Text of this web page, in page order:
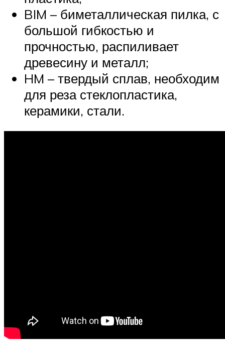
BIM – биметаллическая пилка, с
большой гибкостью и
прочностью, распиливает
древесину и металл;
HM – твердый сплав, необходим
для реза стеклопластика,
керамики, стали.